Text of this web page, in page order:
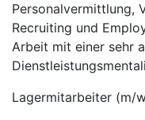
Personalvermittlung,
Recruiting und
Arbeit mit einer sehr
Lagermitarbeiter (m/